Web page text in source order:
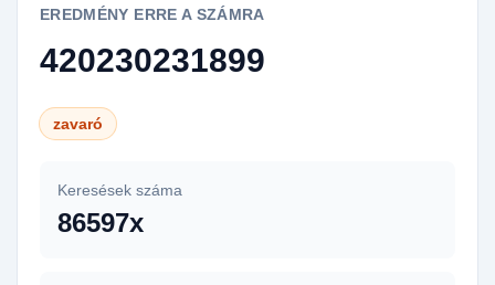
EREDMÉNY ERRE A SZÁMRA
420230231899
zavaró
Keresések száma
86597x